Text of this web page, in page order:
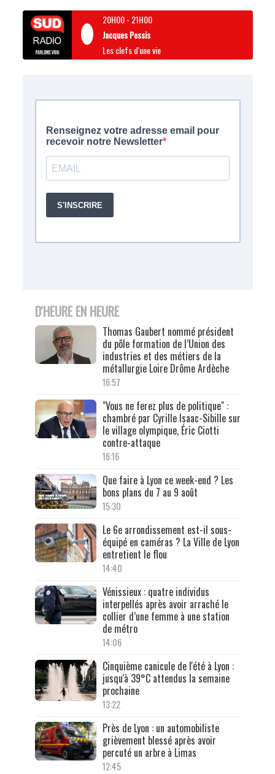
20H00- 21H00
Jacques Pessis
Les clefs d'une vie
D'HEURE EN HEURE
Thomas Gaubert nommé président
du pôle formation de l’Union des
industries et des métiers de la
métallurgie Loire Drôme Ardèche
16:57
"Vous ne ferez plus de politique" :
chambré par Cyrille Isaac-Sibille sur
le village olympique, Éric Ciotti
contre-attaque
16:16
Que faire à Lyon ce week-end ? Les
bons plans du 7 au 9 août
15:30
Le 6e arrondissement est-il sous-
équipé en caméras ? La Ville de Lyon
entretient le flou
14:40
Vénissieux : quatre individus
interpellés après avoir arraché le
collier d’une femme à une station
de métro
14:06
Cinquième canicule de l'été à Lyon :
jusqu'à 39°C attendus la semaine
prochaine
13:22
Près de Lyon : un automobiliste
grièvement blessé après avoir
percuté un arbre à Limas
12:45